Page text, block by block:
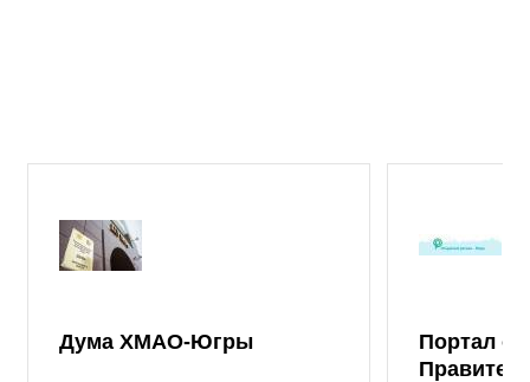
Дума ХМАО-Югры
Портал